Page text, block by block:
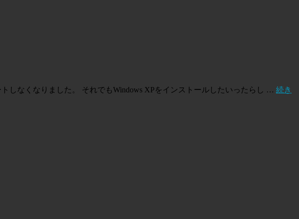
しなくなりました。 それでもWindows XPをインストールしたいったらし … 続き